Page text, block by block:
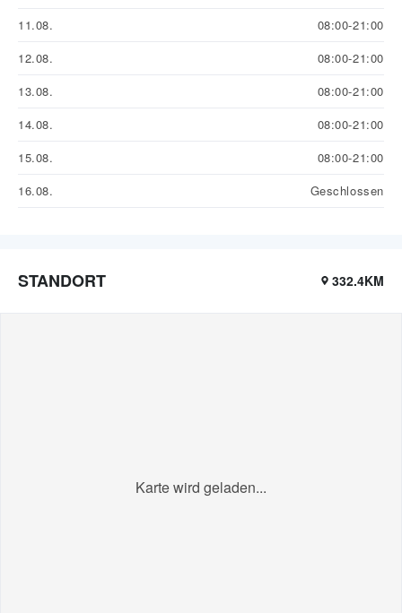
11.08.
08:00-21:00
12.08.
08:00-21:00
13.08.
08:00-21:00
14.08.
08:00-21:00
15.08.
08:00-21:00
16.08.
Geschlossen
STANDORT 332.4KM
Karte wird geladen...